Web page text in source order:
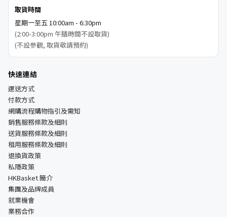
取貨時間
星期一至五 10:00am - 6:30pm
(2:00-3:00pm 午膳時間不設取貨)
(不設參觀, 取貨敬請預約)
快速連結
運送方式
付款方式
網購流程購物指引及需知
銷售服務條款及細則
送貨服務條款及細則
租用服務條款及細則
退換貨政策
私隱政策
HKBasket 簡介
集團及品牌成員
就業機會
業務合作